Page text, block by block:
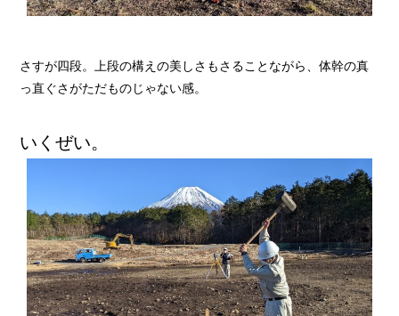
さすが四段。上段の構えの美しさもさることながら、体幹の真
っ直ぐさがただものじゃない感。
いくぜい。